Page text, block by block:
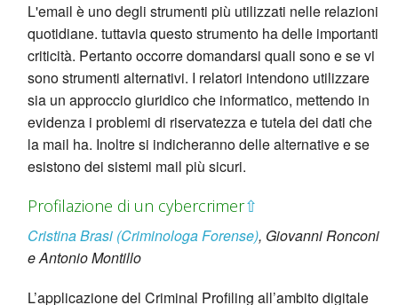
L'email è uno degli strumenti più utilizzati nelle relazioni
quotidiane. tuttavia questo strumento ha delle importanti
criticità. Pertanto occorre domandarsi quali sono e se vi
sono strumenti alternativi. I relatori intendono utilizzare
sia un approccio giuridico che informatico, mettendo in
evidenza i problemi di riservatezza e tutela dei dati che
la mail ha. Inoltre si indicheranno delle alternative e se
esistono dei sistemi mail più sicuri.
Profilazione di un cybercrimer⇧
Cristina Brasi (Criminologa Forense), Giovanni Ronconi
e Antonio Montillo
L’applicazione del Criminal Profiling all’ambito digitale